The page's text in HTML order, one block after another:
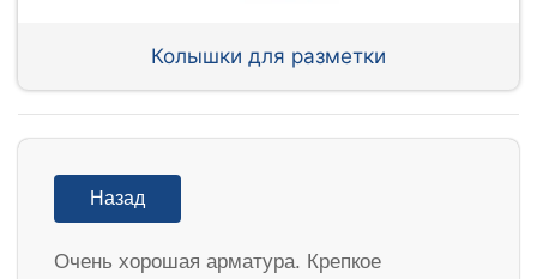
Колышки для разметки
Назад
Очень хорошая арматура. Крепкое